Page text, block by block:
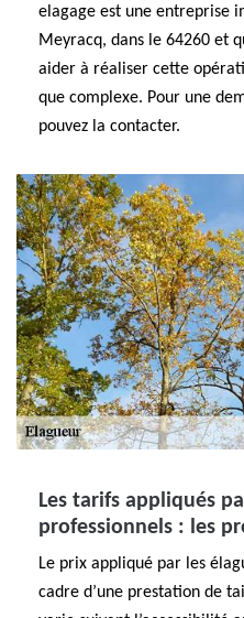
elagage est une entreprise
Meyracq, dans le 64260 et
aider à réaliser cette
que complexe. Pour une
pouvez la contacter.
Les tarifs appliqués
professionnels : les
Le prix appliqué par les
cadre d’une prestation de